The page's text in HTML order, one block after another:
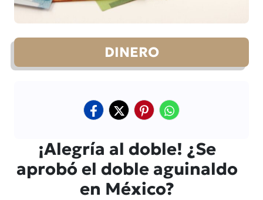
DINERO
¡Alegría al doble! ¿Se
aprobó el doble aguinaldo
en México?